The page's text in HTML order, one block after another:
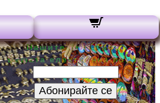
Нашите бюлетини:
Вашата електронна поща:
Абонирайте се